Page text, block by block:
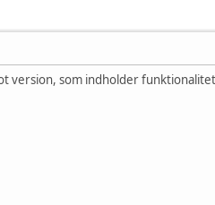
version, som indholder